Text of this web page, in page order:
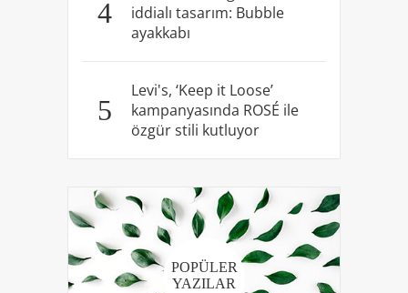
4
iddialı tasarım: Bubble
ayakkabı
5
Levi's, ‘Keep it Loose’
kampanyasında ROSÉ ile
özgür stili kutluyor
POPÜLER
YAZILAR